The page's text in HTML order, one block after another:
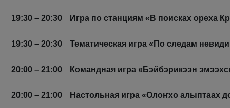
19:30 – 20:30 Игра по станциям «В поисках ореха
19:30 – 20:30 Тематическая игра «По следам
20:00 – 21:00 Командная игра «Бэйбэрикээн
20:00 – 21:00 Настольная игра «Олоҥхо алыптаах